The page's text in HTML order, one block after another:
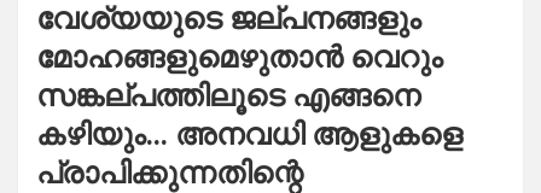
വേശ്യയുടെ ജല്പനങ്ങളും
മോഹങ്ങളുമെഴുതാൻ വെറും
സങ്കല്പത്തിലൂടെ എങ്ങനെ
കഴിയും… അനവധി ആളുകളെ
പ്രാപിക്കുന്നതിന്റെ